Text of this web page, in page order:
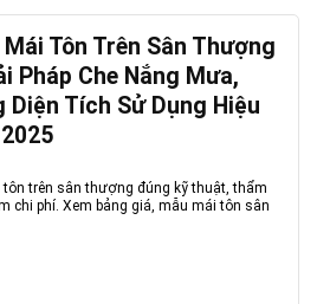
Mái Tôn Trên Sân Thượng
Pháp Che Nắng Mưa,
Diện Tích Sử Dụng Hiệu
trên sân thượng đúng kỹ thuật, thẩm
chi phí. Xem bảng giá, mẫu mái tôn sân